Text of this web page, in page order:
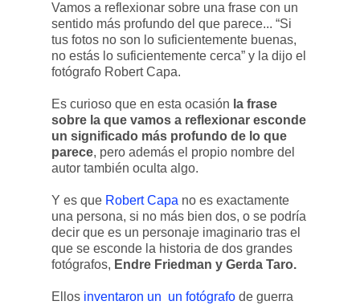
Vamos a reflexionar sobre una frase con un
sentido más profundo del que parece... “Si
tus fotos no son lo suficientemente buenas,
no estás lo suficientemente cerca” y la dijo el
fotógrafo Robert Capa.
Es curioso que en esta ocasión la frase
sobre la que vamos a reflexionar esconde
un significado más profundo de lo que
parece, pero además el propio nombre del
autor también oculta algo.
Y es que Robert Capa no es exactamente
una persona, si no más bien dos, o se podría
decir que es un personaje imaginario tras el
que se esconde la historia de dos grandes
fotógrafos, Endre Friedman y Gerda Taro.
Ellos inventaron un un fotógrafo de guerra